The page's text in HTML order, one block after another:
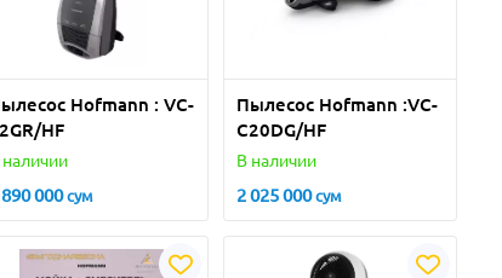
Hofmann : VC-
HF
890 000сум
Пылесос Hofmann :VC-
C20DG/HF
В наличии
2 025 000сум